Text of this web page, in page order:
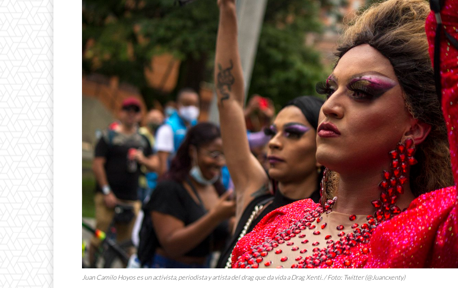
Juan Camilo Hoyos es un activista, periodista y artista deldragque da vida a Drag Xenti. / Foto: Twitter (@Juancxenty)